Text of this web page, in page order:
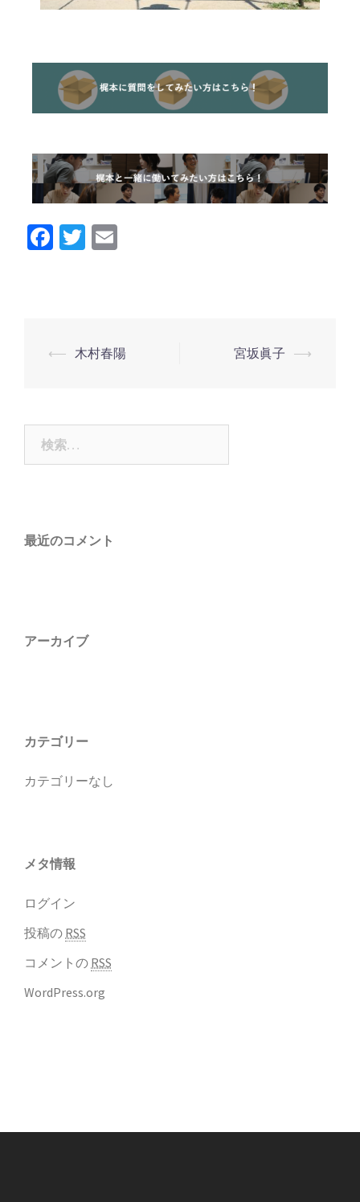
Facebook
Twitter
⟵ 木村春陽 宮坂眞子 ⟶
最近のコメント
アーカイブ
カテゴリー
カテゴリーなし
メタ情報
ログイン
投稿の RSS
コメントの RSS
WordPress.org